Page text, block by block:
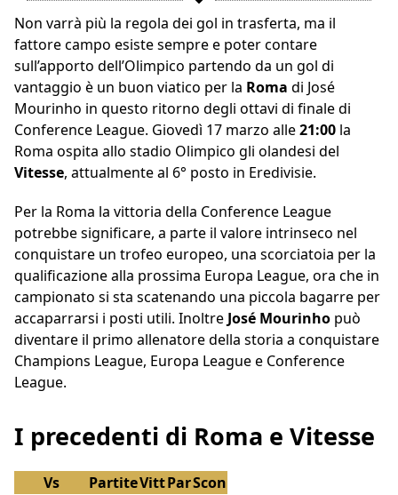
Non varrà più la regola dei gol in trasferta, ma il
fattore campo esiste sempre e poter contare
sull’apporto dell’Olimpico partendo da un gol di
vantaggio è un buon viatico per la Roma di José
Mourinho in questo ritorno degli ottavi di finale di
Conference League. Giovedì 17 marzo alle21:00 la
Roma ospita allo stadio Olimpico gli olandesi del
Vitesse, attualmente al 6° posto in Eredivisie.
Per la Roma la vittoria della Conference League
potrebbe significare, a parte il valore intrinseco nel
conquistare un trofeo europeo, una scorciatoia per la
qualificazione alla prossima Europa League, ora che in
campionato si sta scatenando una piccola bagarre per
accaparrarsi i posti utili. InoltreJosé Mourinho può
diventare il primo allenatore della storia a conquistare
Champions League, Europa League e Conference
League.
I precedenti di Roma e Vitesse
Vs PartiteVittParScon